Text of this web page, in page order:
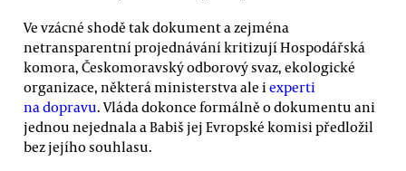
Ve vzácné shodě tak dokument a zejména
netransparentní projednávání kritizují Hospodářská
komora, Českomoravský odborový svaz, ekologické
organizace, některá ministerstva ale i experti
na dopravu. Vláda dokonce formálně o dokumentu ani
jednou nejednala a Babiš jej Evropské komisi předložil
bez jejího souhlasu.